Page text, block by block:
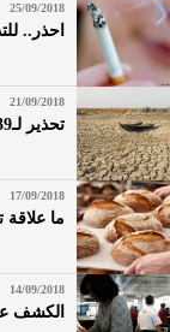
25/09/2018
احذر..
21/09/2018
تحذير لـ39 دولة بينها العراق من انعدام الأمن الغذائي
17/09/2018
ما علاقة
14/09/2018
الكشف